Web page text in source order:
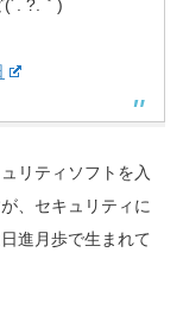
?.｀)
リティソフトを入
、セキュリティに
進月歩で生まれて